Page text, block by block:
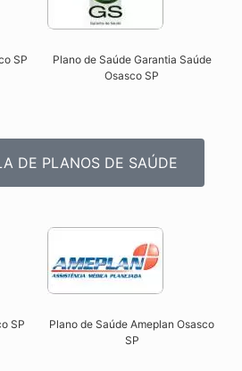
SP​
Plano de Saúde Garantia Saúde
Osasco SP​
DE PLANOS DE SAÚDE
SP​
Plano de Saúde Ameplan Osasco
SP​